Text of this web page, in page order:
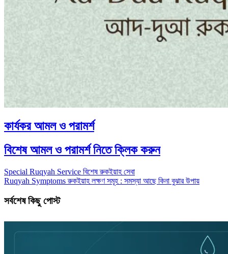
কার্যকর আমল ও পরামর্শ
বিশেষ আমল ও পরামর্শ নিতে ক্লিক করুন
Special Ruqyah Service বিশেষ রুকইয়াহ সেবা
Ruqyah Symptoms রুকইয়াহ লক্ষণ সমূহ : সমস্যা আছে কিনা বুঝার উপায়
সর্বশেষ কিছু পোস্ট